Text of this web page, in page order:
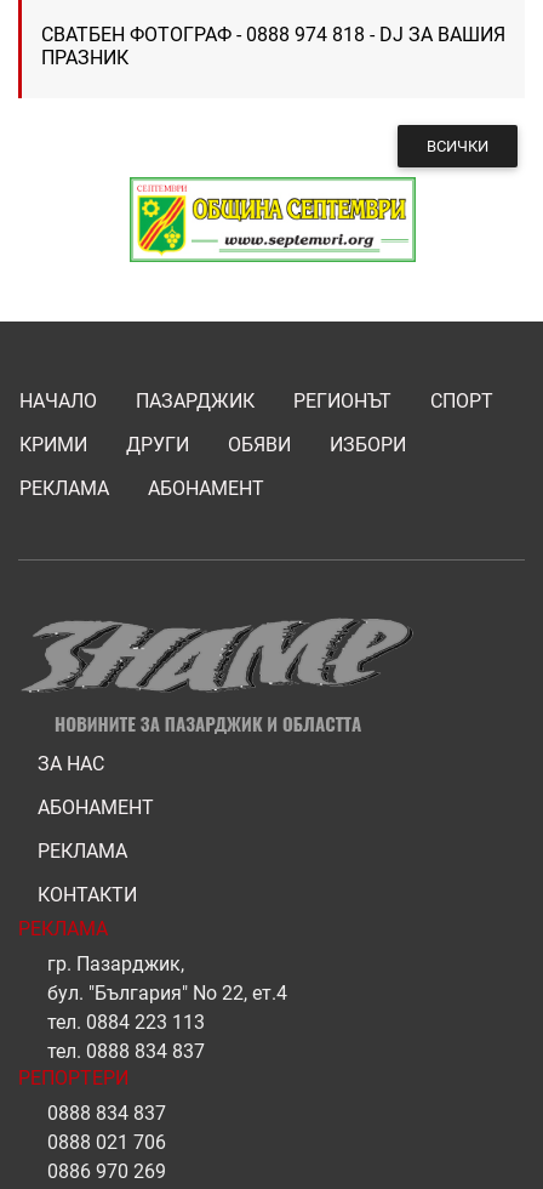
СВАТБЕН ФОТОГРАФ - 0888 974 818 - DJ ЗА ВАШИЯ
ПРАЗНИК
ВСИЧКИ
НАЧАЛО ПАЗАРДЖИК РЕГИОНЪТ
СПОРТ
КРИМИ
ДРУГИ ОБЯВИ
ИЗБОРИ
РЕКЛАМА
АБОНАМЕНТ
ЗА НАС
АБОНАМЕНТ
РЕКЛАМА
КОНТАКТИ
РЕКЛАМА
гр. Пазарджик,
бул. "България" No 22, ет.4
тел. 0884 223 113
тел. 0888 834 837
РЕПОРТЕРИ
0888 834 837
0888 021 706
0886 970 269